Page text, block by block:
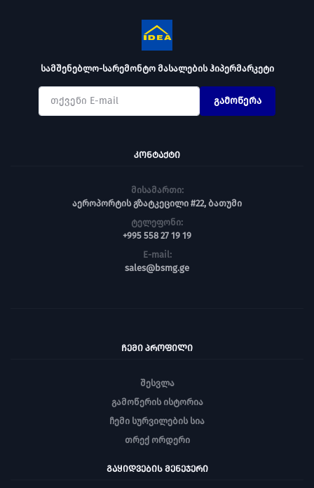
სამშენებლო-სარემონტო მასალების ჰიპერმარკეტი
გამოწერა
ᲙᲝᲜᲢᲐᲥᲢᲘ
მისამართი:
აეროპორტის გზატკეცილი #22, ბათუმი
ტელეფონი:
+995 558 27 19 19
E-mail:
sales@bsmg.ge
ᲩᲔᲛᲘ ᲞᲠᲝᲤᲘᲚᲘ
შესვლა
გამოწერის ისტორია
ჩემი სურვილების სია
თრექ ორდერი
ᲒᲐᲧᲘᲓᲕᲔᲑᲘᲡ ᲛᲔᲜᲔᲯᲔᲠᲘ